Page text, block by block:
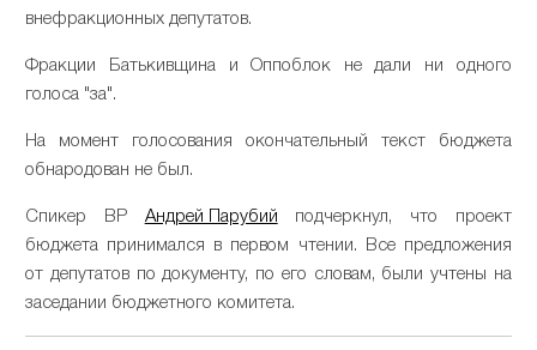
внефракционных депутатов.
Фракции Батькивщина и Оппоблок не дали ни одного
голоса "за".
На момент голосования окончательный текст бюджета
обнародован не был.
Спикер ВР Андрей Парубий подчеркнул, что проект
бюджета принимался в первом чтении. Все предложения
от депутатов по документу, по его словам, были учтены на
заседании бюджетного комитета.